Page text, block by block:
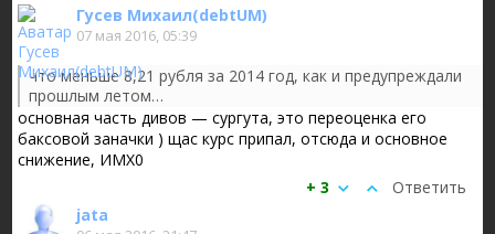
Гусев Михаил(debtUM)
07 мая 2016, 05:39
что меньше 8,21 рубля за 2014 год, как и предупреждали
прошлым летом…
основная часть дивов — сургута, это переоценка его
баксовой заначки ) щас курс припал, отсюда и основное
снижение, ИМХ0
Ответить
+ 3
jata